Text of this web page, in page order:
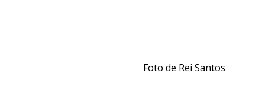
Foto de Rei Santos